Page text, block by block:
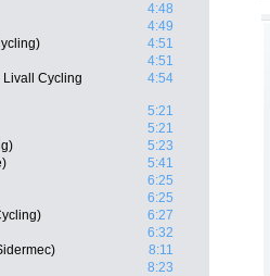
4:48
4:49
4:51
4:51
Livall Cycling
4:54
5:21
5:21
5:23
5:41
6:25
6:25
6:27
6:32
8:11
8:23